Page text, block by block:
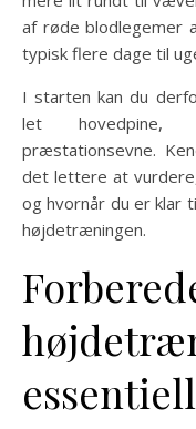
af røde blodlegemer
typisk flere dage til
I starten kan du
let hovedpine,
præstationsevne.
det lettere at
og hvornår du er klar
højdetræningen.